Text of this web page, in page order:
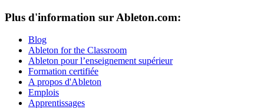
Plus d'information sur Ableton.com:
Blog
Ableton for the Classroom
Ableton pour l’enseignement supérieur
Formation certifiée
A propos d'Ableton
Emplois
Apprentissages